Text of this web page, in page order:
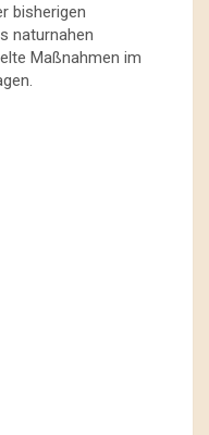
bisherigen
naturnahen
Maßnahmen im